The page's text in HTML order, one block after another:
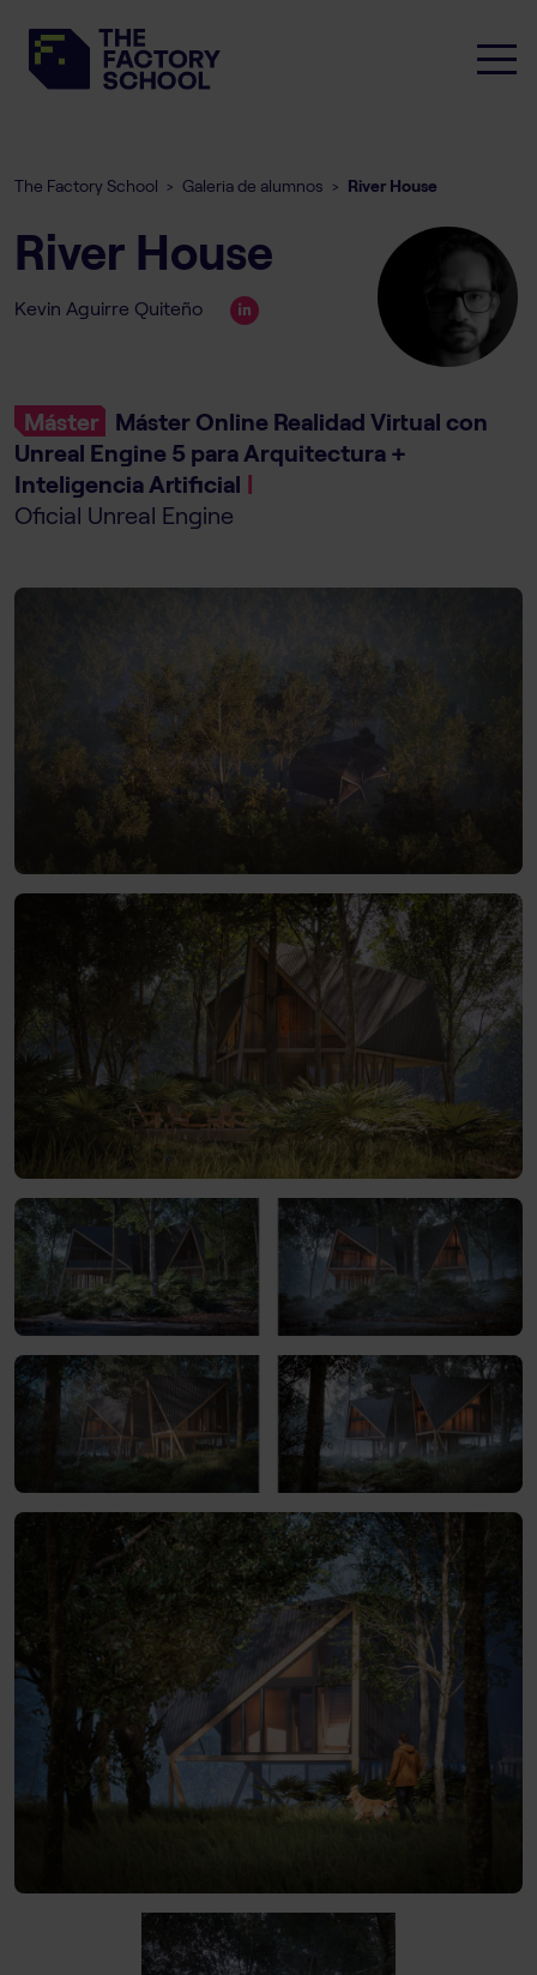
The Factory School > Galeria de alumnos > River House
River House
Kevin Aguirre Quiteño
Máster Máster Online Realidad Virtual con
Unreal Engine 5 para Arquitectura +
Inteligencia Artificial |
Oficial Unreal Engine